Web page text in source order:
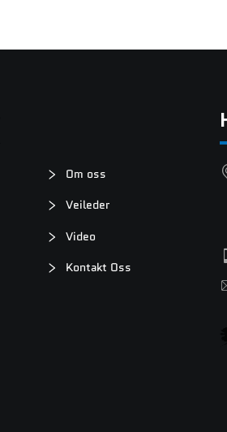
Om oss
Veileder
Video
Kontakt Oss